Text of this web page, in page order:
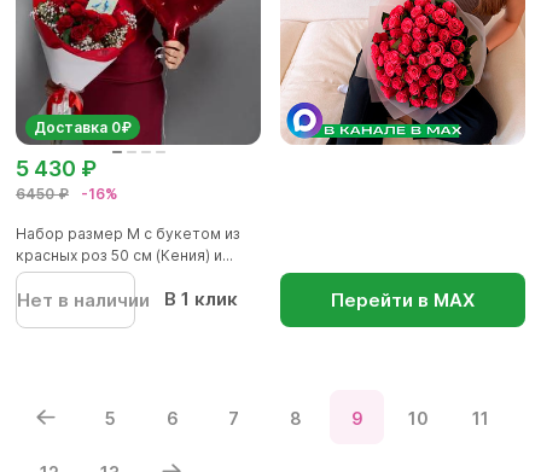
Доставка 0₽
6450 ₽ -16%
5 430 ₽
Набор размер М с букетом из
красных роз 50 см (Кения) и...
Нет в наличии В 1 клик Перейти в МАХ
5 6 7 8 9 10 11